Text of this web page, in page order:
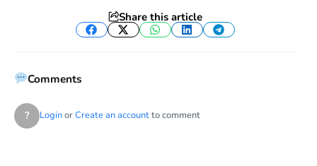
Share this article
Facebook
TwitterWhatsApp
LinkedInTelegram
Comments
? LoginorCreate an accountto comment